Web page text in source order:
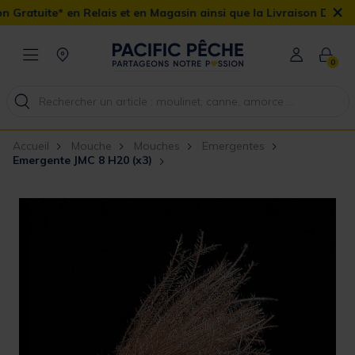
et en Magasin ainsi que la Livraison Domicile offerte dès
×
0
Accueil Mouche Mouches
Emergentes
Emergente JMC 8 H20 (x3)